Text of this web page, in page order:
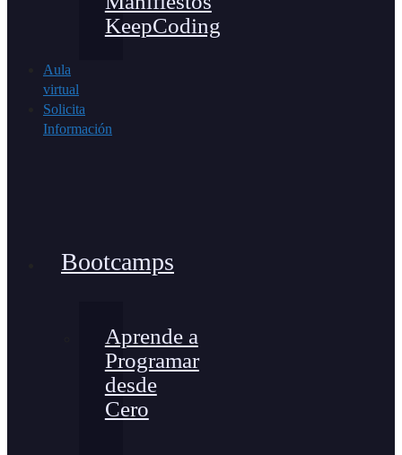
KeepCoding
Aula
virtual
Solicita
Información
Bootcamps
Aprende a
Programar
desde
Cero